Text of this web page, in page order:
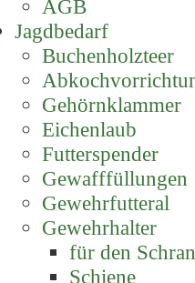
AGB
Jagdbedarf
Buchenholzteer
Gehörnklammer
Eichenlaub
Futterspender
Gewafffüllungen
Gewehrfutteral
Gewehrhalter
für den
Schiene